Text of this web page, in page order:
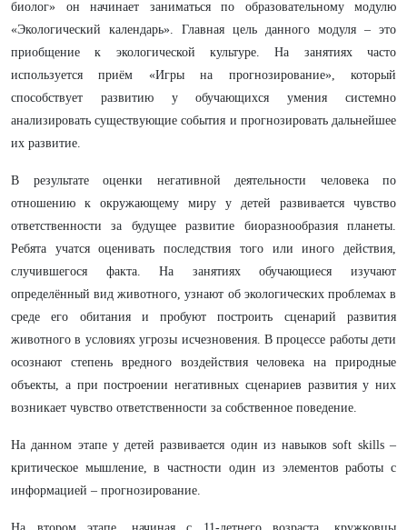
биолог» он начинает заниматься по образовательному модулю
«Экологический календарь». Главная цель данного модуля – это
приобщение к экологической культуре. На занятиях часто
используется приём «Игры на прогнозирование», который
способствует развитию у обучающихся умения системно
анализировать существующие события и прогнозировать дальнейшее
их развитие.
В результате оценки негативной деятельности человека по
отношению к окружающему миру у детей развивается чувство
ответственности за будущее развитие биоразнообразия планеты.
Ребята учатся оценивать последствия того или иного действия,
случившегося факта. На занятиях обучающиеся изучают
определённый вид животного, узнают об экологических проблемах в
среде его обитания и пробуют построить сценарий развития
животного в условиях угрозы исчезновения. В процессе работы дети
осознают степень вредного воздействия человека на природные
объекты, а при построении негативных сценариев развития у них
возникает чувство ответственности за собственное поведение.
На данном этапе у детей развивается один из навыков soft skills –
критическое мышление, в частности один из элементов работы с
информацией – прогнозирование.